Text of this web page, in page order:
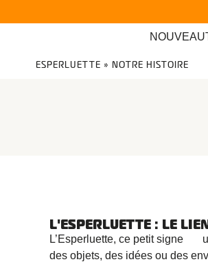
ESPERLUETTE » NOTRE HISTOIRE
L'ESPERLUETTE : LE
L’Esperluette, ce petit signe
des objets, des idées ou des